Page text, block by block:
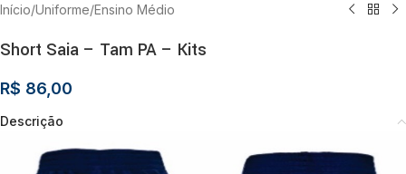
Início/Uniforme/Ensino Médio
Short Saia – Tam PA – Kits
R$ 86,00
Descrição